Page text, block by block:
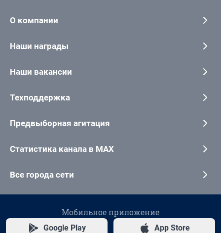
О компании
Наши награды
Наши вакансии
Техподдержка
Предвыборная агитация
Статистика канала в MAX
Все города сети
Мобильное приложение
Google Play App Store